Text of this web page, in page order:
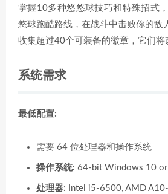
掌握10多种悠悠球技巧和特殊招式
悠球跑酷路线，在战斗中击败你的敌
收集超过40个可装备的徽章，它们将
系统需求
最低配置:
需要 64 位处理器和操作系统
操作系统: 64-bit Windows 10
处理器: Intel i5-6500, AMD